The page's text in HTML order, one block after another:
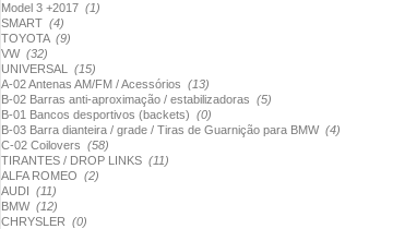
Model 3 +2017 (1)
SMART (4)
TOYOTA (9)
VW (32)
UNIVERSAL (15)
A-02 Antenas AM/FM / Acessórios (13)
B-02 Barras anti-aproximação / estabilizadoras (5)
B-01 Bancos desportivos (backets) (0)
B-03 Barra dianteira / grade / Tiras de Guarnição para BMW (4)
C-02 Coilovers (58)
TIRANTES / DROP LINKS (11)
ALFA ROMEO (2)
AUDI (11)
BMW (12)
CHRYSLER (0)